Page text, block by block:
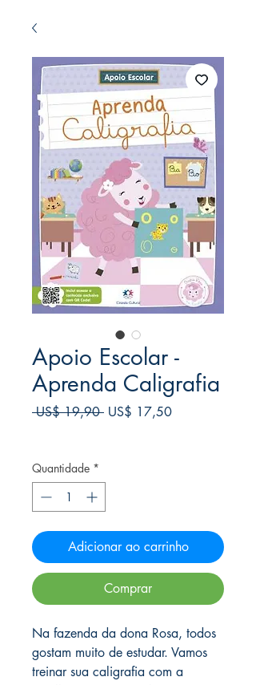
Apoio Escolar -
Aprenda Caligrafia
US$ 19,90 Preço
US$ 17,50Preço
Quantidade *
Adicionar ao carrinho
Comprar
Na fazenda da dona Rosa, todos
gostam muito de estudar. Vamos
treinar sua caligrafia com a